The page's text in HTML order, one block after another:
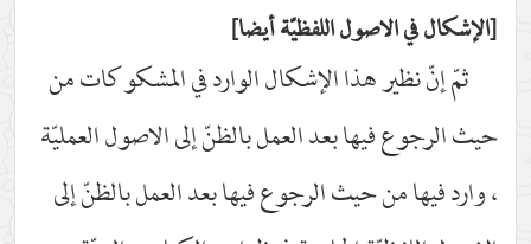
اللفظيّة أيضا
هذا الإشكال الوارد في المشكوكات من
بعد العمل بالظنّ إلى الاصول العمليّة
حيث الرجوع فيها بعد العمل بالظنّ إلى